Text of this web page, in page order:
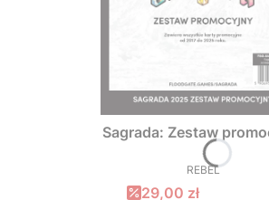
Sagrada: Zestaw
PRODUCENT
REBEL
Cena promocyjna
29,00 zł